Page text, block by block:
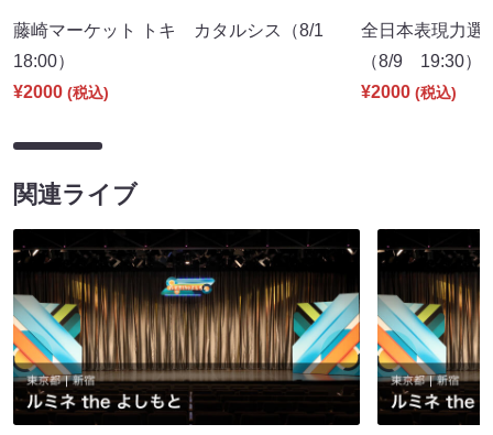
藤崎マーケット トキ カタルシス（8/1
18:00）
¥2000 (税込)
全日本表現力選
（8/9 19:30）
¥2000 (税込)
関連ライブ